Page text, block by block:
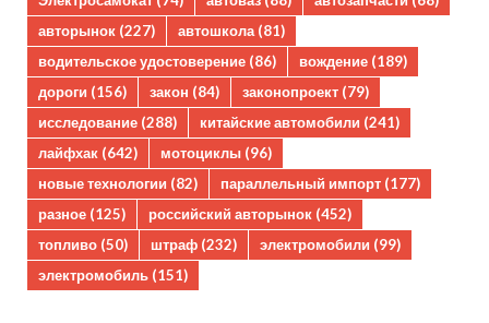
авторынок (227) автошкола (81)
водительское удостоверение (86) вождение (189)
дороги (156) закон (84) законопроект (79)
исследование (288) китайские автомобили (241)
лайфхак (642) мотоциклы (96)
новые технологии (82) параллельный импорт (177)
разное (125) российский авторынок (452)
топливо (50) штраф (232) электромобили (99)
электромобиль (151)